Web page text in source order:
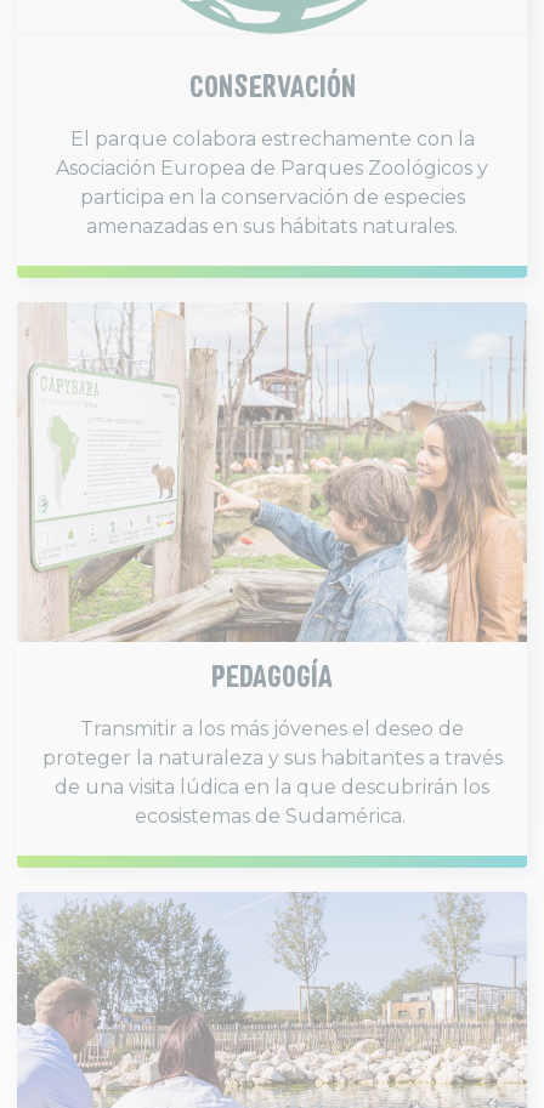
CONSERVACIÓN
El parque colabora estrechamente con la
Asociación Europea de Parques Zoológicos y
participa en la conservación de especies
amenazadas en sus hábitats naturales.
PEDAGOGÍA
Transmitir a los más jóvenes el deseo de
proteger la naturaleza y sus habitantes a través
de una visita lúdica en la que descubrirán los
ecosistemas de Sudamérica.